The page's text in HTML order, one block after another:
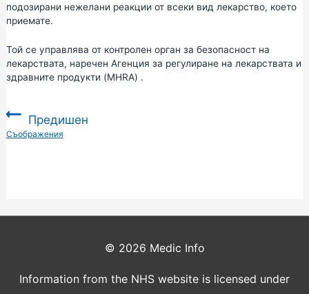
подозирани нежелани реакции от всеки вид лекарство, което
приемате.
Той се управлява от контролен орган за безопасност на
лекарствата, наречен Агенция за регулиранена лекарствата и
здравните продукти (MHRA) .
Предишен
:Съображения
© 2026 Medic Info
Information from the NHS website is licensed under